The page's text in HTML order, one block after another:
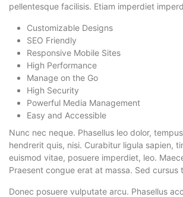
pellentesque facilisis. Etiam imperdiet
Customizable Designs
SEO Friendly
Responsive Mobile Sites
High Performance
Manage on the Go
High Security
Powerful Media Management
Easy and Accessible
Nunc nec neque. Phasellus leo dolor,
hendrerit quis, nisi. Curabitur ligula sapien,
euismod vitae, posuere imperdiet, leo.
Praesent congue erat at massa. Sed cursus
Donec posuere vulputate arcu. Phasellus